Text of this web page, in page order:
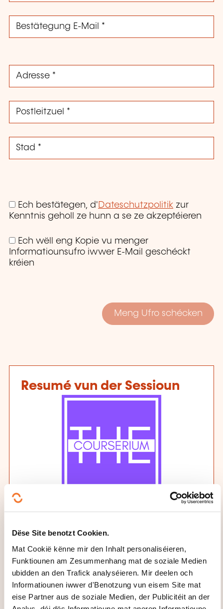
Dëse Site benotzt Cookien.
Mat Cookië kënne mir den Inhalt personaliséieren,
Funktiounen am Zesummenhang mat de soziale Medien
ubidden an den Trafick analyséieren. Mir deelen och
Informatiounen iwwer d'Benotzung vun eisem Site mat
eise Partner aus de soziale Medien, der Publicitéit an der
Ech bestätegen, d'Dateschutzpolitik zur
Kenntnis geholl ze hunn a se ze akzeptéieren
Ech wëll eng Kopie vu menger
Informatiounsufro iwwer E-Mail geschéckt
kréien
Resumé vun der Sessioun
Datum an Dauer
24.08.2026 - 2 Dag(Deeg)